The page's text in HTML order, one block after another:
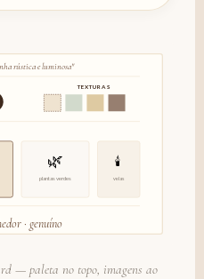
rústica e luminosa"
TEXTURAS
🌿
plantas verdes
🕯️
velas
· genuíno
— paleta no topo, imagens ao